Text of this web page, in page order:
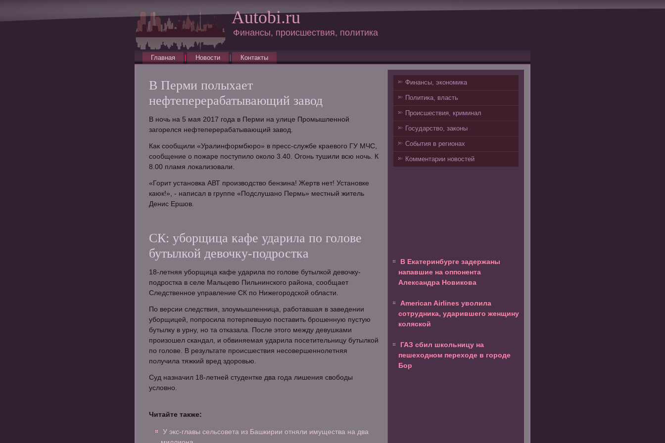
Autobi.ru
Финансы, происшествия, политика
Главная Новости Контакты
В Перми полыхает
нефтеперерабатывающий завод
В ночь на 5 мая 2017 года в Перми на улице Промышленной
загорелся нефтеперерабатывающий завод.
Как сообщили «Уралинформбюро» в пресс-службе краевого ГУ МЧС,
сообщение о пожаре поступило около 3.40. Огонь тушили всю ночь. К
8.00 пламя локализовали.
«Горит установка АВТ производство бензина! Жертв нет! Установке
каюк!», - написал в группе «Подслушано Пермь» местный житель
Денис Ершов.
СК: уборщица кафе ударила по голове
бутылкой девочку-подростка
18-летняя уборщица кафе ударила по голове бутылкой девочку-
подростка в селе Мальцево Пильнинского района, сообщает
Следственное управление СК по Нижегородской области.
По версии следствия, злоумышленница, работавшая в заведении
уборщицей, попросила потерпевшую поставить брошенную пустую
бутылку в урну, но та отказала. После этого между девушками
произошел скандал, и обвиняемая ударила посетительницу бутылкой
по голове. В результате происшествия несовершеннолетняя
получила тяжкий вред здоровью.
Суд назначил 18-летней студентке два года лишения свободы
условно.
Читайте также:
У экс-главы сельсовета из Башкирии отняли имущества на два
Финансы, экономика
Политика, власть
Происшествия, криминал
Государство, законы
События в регионах
Комментарии новостей
В Екатеринбурге задержаны
напавшие на оппонента
Александра Новикова
American Airlines уволила
сотрудника, ударившего женщину
коляской
ГАЗ сбил школьницу на
пешеходном переходе в городе
Бор